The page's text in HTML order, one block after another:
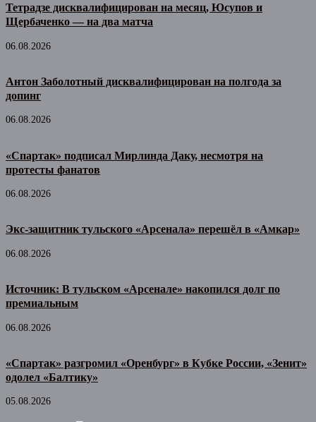
Тетрадзе дисквалифицирован на месяц, Юсупов и
Щербаченко — на два матча
06.08.2026
Антон Заболотный дисквалифицирован на полгода за
допинг
06.08.2026
«Спартак» подписал Мирлинда Даку, несмотря на
протесты фанатов
06.08.2026
Экс-защитник тульского «Арсенала» перешёл в «Амкар»
06.08.2026
Источник: В тульском «Арсенале» накопился долг по
премиальным
06.08.2026
«Спартак» разгромил «Оренбург» в Кубке России, «Зенит»
одолел «Балтику»
05.08.2026